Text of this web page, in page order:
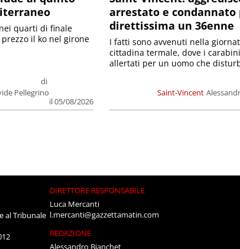
di
Pellegrino
il 05/08/2026
quarti di finale
il ko nel girone
arrestato e condannato
direttissima un 36enne
Saint-Vincent
I fatti sono avvenuti nella
cittadina termale, dove i
allertati per un uomo che
al Tribunale
DIRETTORE RESPONSABILE
Luca Mercanti
l.mercanti@gazzettamatin.com
REDAZIONE
Alessandro Bianchet